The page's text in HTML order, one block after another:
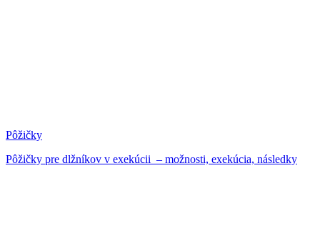
Pôžičky
Pôžičky pre dlžníkov v exekúcii – možnosti, exekúcia, následky